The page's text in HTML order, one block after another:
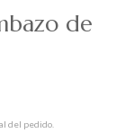
de
del pedido.